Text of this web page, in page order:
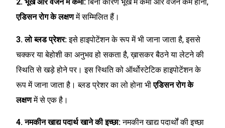
2. भूख और वजन में कमी:बिना कारण भूख में कमी और वजन कम होना,
एडिसन रोग के लक्षणमें सम्मिलित हैं।
3. लो ब्लड प्रेशर:इसे हाइपोटेंशन के रूप में भी जाना जाता है, इससे
चक्कर या बेहोशी का अनुभव हो सकता है, ख़ासकर बैठने या लेटने की
स्थिति से खड़े होने पर। इस स्थिति को ऑर्थोस्टेटिक हाइपोटेंशन के
रूप में जाना जाता है। ब्लड प्रेशर का लो होना भीएडिसन रोग के
लक्षणमें से एक है।
4. नमकीन खाद्य पदार्थ खाने की इच्छा:नमकीन खाद्य पदार्थों की इच्छा